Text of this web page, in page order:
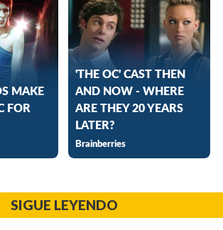
SIGUE LEYENDO